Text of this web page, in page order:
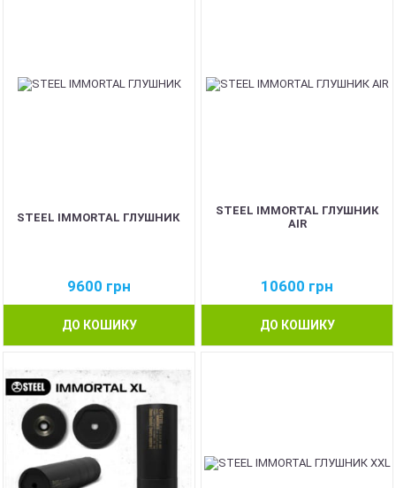
STEEL IMMORTAL ГЛУШНИК
9600 грн
ДО КОШИКУ
STEEL IMMORTAL ГЛУШНИК
AIR
10600 грн
ДО КОШИКУ